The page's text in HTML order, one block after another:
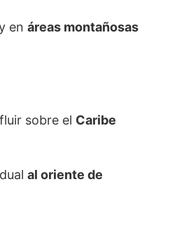
en áreas montañosas
sobre el Caribe
al oriente de